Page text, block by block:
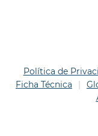
Política de
Ficha Técnica